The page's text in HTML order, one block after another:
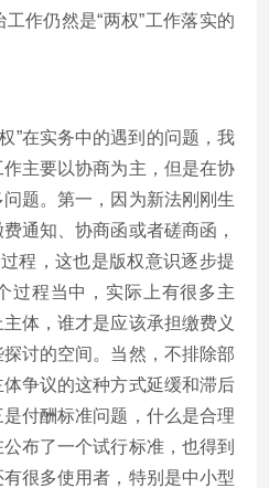
作仍然是“两权”工作落实的
”在实务中的遇到的问题，我
主要以协商为主，但是在协
题。第一，因为新法刚刚生
通知、协商函或者磋商函，
程，这也是版权意识逐步提
过程当中，实际上有很多主
体，谁才是应该承担缴费义
讨的空间。当然，不排除部
争议的这种方式延缓和滞后
付酬标准问题，什么是合理
布了一个试行标准，也得到
很多使用者，特别是中小型